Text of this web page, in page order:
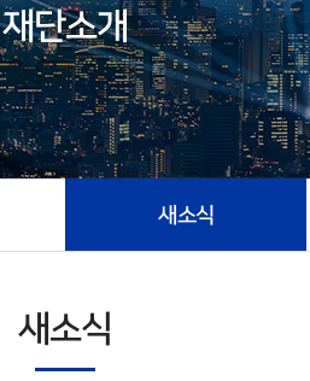
시상식
사업계획
재단소개
새소식
새소식